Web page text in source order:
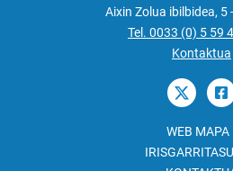
Aixin Zolua ibilbidea, 5
Tel. 0033 (0) 5 59
Kontaktua
WEB MAPA